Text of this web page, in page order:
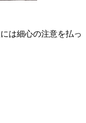
は細心の注意を払っ